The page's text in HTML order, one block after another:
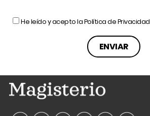
He leído y acepto laPolítica de Privacidad